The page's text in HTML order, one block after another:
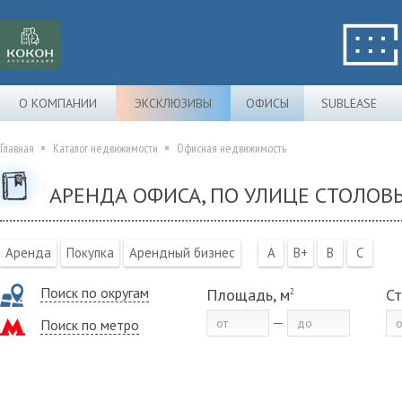
О КОМПАНИИ ЭКСКЛЮЗИВЫ ОФИСЫ SUBLEASE
Главная Каталог недвижимости Офисная недвижимость
АРЕНДА ОФИСА, ПО УЛИЦЕ
Аренда Покупка Арендный бизнес A B+ B C
Поиск по округам
Поиск по метро
Площадь, м2